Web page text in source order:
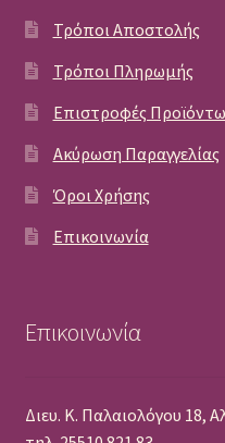
Τρόποι Αποστολής
Τρόποι Πληρωμής
Επιστροφές
Ακύρωση Παραγγελίας
Όροι Χρήσης
Επικοινωνία
Επικοινωνία
Διευ. Κ. Παλαιολόγου 18,